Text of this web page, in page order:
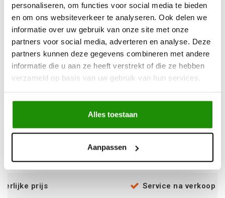
personaliseren, om functies voor social media te bieden
en om ons websiteverkeer te analyseren. Ook delen we
informatie over uw gebruik van onze site met onze
partners voor social media, adverteren en analyse. Deze
partners kunnen deze gegevens combineren met andere
informatie die u aan ze heeft verstrekt of die ze hebben
verzameld op basis van uw gebruik van hun services.
Alles toestaan
Aanpassen
33x12.5-15 BFGoodrich
Excl. btw
RAPTOR 4X4 TYRE
Excl. btw
€155,00
Incl. btw
Service na verkoop